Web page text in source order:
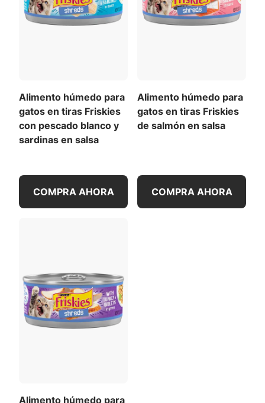
Alimento húmedo para
gatos en tiras Friskies
con pescado blanco y
sardinas en salsa
COMPRA AHORA
Alimento húmedo para
gatos en tiras Friskies
de salmón en salsa
COMPRA AHORA
Alimento húmedo para